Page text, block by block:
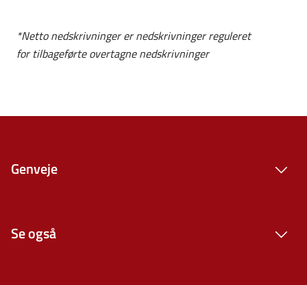
*Netto nedskrivninger er nedskrivninger reguleret
for tilbageførte overtagne nedskrivninger
Genveje
Se også